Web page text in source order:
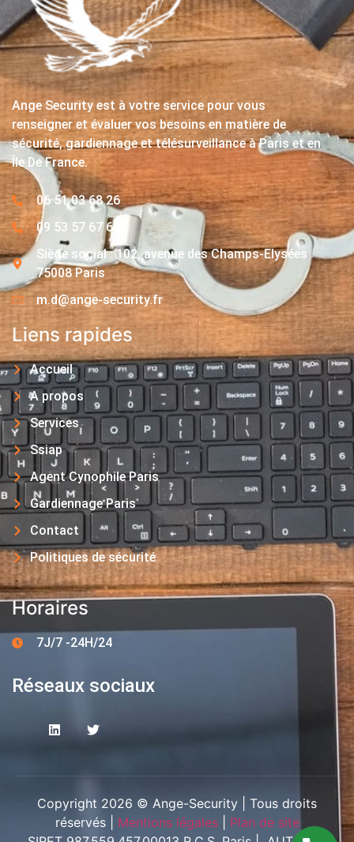
Ange Security est à votre service pour vous
renseigner et évaluer vos besoins en matière de
sécurité, gardiennage et télésurveillance à Paris et en
Île De France.
06 51 03 68 26
09 53 57 67 63
Siège social : 102, avenue des Champs-Elysées
75008 Paris
m.d@ange-security.fr
Liens rapides
Accueil
A propos
Services
Ssiap
Agent Cynophile Paris
Gardiennage Paris
Contact
Politiques de sécurité
Horaires
7J/7 -24H/24
Réseaux sociaux
Copyright 2026 © Ange-Security | Tous droits
réservés | Mentions légales| Plan de site